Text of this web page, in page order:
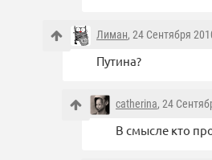
Лиман, 24 Сентября
Путина?
catherina, 24
В смысле кто